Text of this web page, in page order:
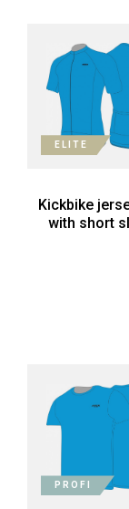
ELITE
Kickbike
with short
PROFI